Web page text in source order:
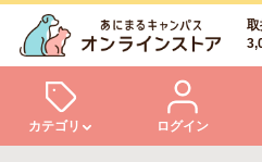
取
カテゴリ ログイン